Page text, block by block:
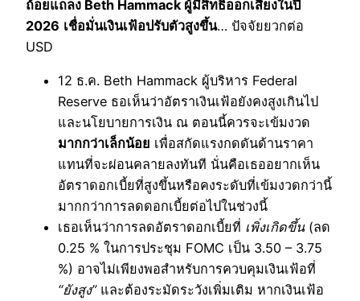
ถ้อยแถลง Beth Hammack ผู้มีสิทธิออกเสียงในปี
2026 เชื่อมั่นเงินเฟ้อปรับตัวสูงขึ้น… ปัจจัยยวกต่อ
USD
12 ธ.ค. Beth Hammack ผู้บริหาร Federal
Reserve ธอเห็นว่าอัตราเงินเฟ้อยังคงสูงเกินไป
และนโยบายการเงิน ณ ตอนนี้ควรจะเข้มงวด
มากกว่าเล็กน้อย เพื่อสกัดแรงกดดันด้านราคา
แทนที่จะผ่อนคลายลงทันที นั่นคือเธออยากเห็น
อัตราดอกเบี้ยที่สูงขึ้นหรือคงระดับที่เข้มงวดกว่านี้
มากกว่าการลดดอกเบี้ยต่อไปในช่วงนี้
เธอเห็นว่าการลดอัตราดอกเบี้ยที่ เพิ่งเกิดขึ้น(ลด
0.25 % ในการประชุม FOMC เป็น 3.50 – 3.75
%) อาจไม่เพียงพอสำหรับการควบคุมเงินเฟ้อที่
“ยังสูง”และต้องระมัดระวังเพิ่มเติม หากเงินเฟ้อ